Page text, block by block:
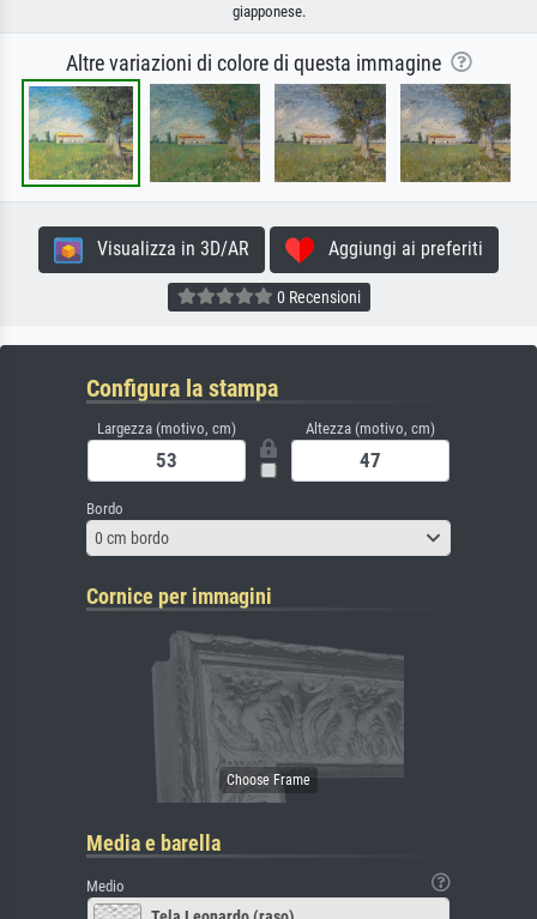
giapponese.
Altre variazioni di colore di questa immagine
Visualizza in 3D/AR Aggiungi ai preferiti
0 Recensioni
Configura la stampa
Largezza (motivo, cm) Altezza (motivo, cm)
Bordo
0 cm bordo
Cornice per immagini
Media e barella
Medio